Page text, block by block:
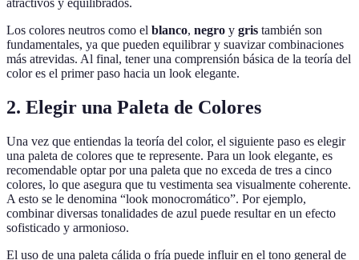
atractivos y equilibrados.
Los colores neutros como el blanco, negro y gris también son
fundamentales, ya que pueden equilibrar y suavizar combinaciones
más atrevidas. Al final, tener una comprensión básica de la teoría del
color es el primer paso hacia un look elegante.
2. Elegir una Paleta de Colores
Una vez que entiendas la teoría del color, el siguiente paso es elegir
una paleta de colores que te represente. Para un look elegante, es
recomendable optar por una paleta que no exceda de tres a cinco
colores, lo que asegura que tu vestimenta sea visualmente coherente.
A esto se le denomina “look monocromático”. Por ejemplo,
combinar diversas tonalidades de azul puede resultar en un efecto
sofisticado y armonioso.
El uso de una paleta cálida o fría puede influir en el tono general de